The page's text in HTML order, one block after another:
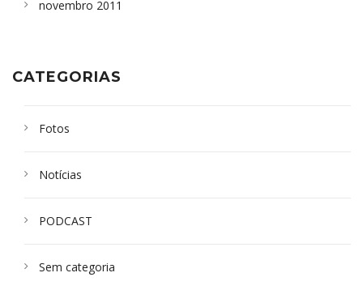
novembro 2011
CATEGORIAS
Fotos
Notícias
PODCAST
Sem categoria